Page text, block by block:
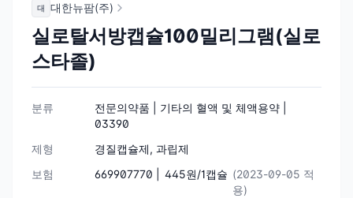
대 대한뉴팜(주)
실로탈서방캡슐100밀리그램(실로
스타졸)
분류
전문의약품 | 기타의 혈액 및 체액용약 |
03390
제형
경질캡슐제, 과립제
보험
669907770 | 445원/1캡슐 (2023-09-05 적
용)